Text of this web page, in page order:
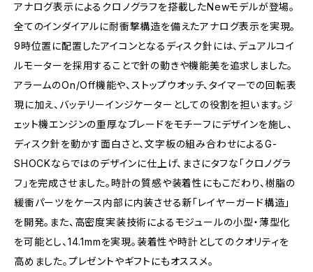
アナログ表示によるクロノグラフを搭載したNewモデルが登場。
全てのインダイアルに耐衝撃構造を備えたアナログ表示を実現。
9時位置に配置したアイコンとなるディスク針には、デュアルコイ
ルモーターを採用することで針の動きや機能美を追求しました。
アラームのOn/Off機能や、ストップウオッチ、タイマーでの回転表
現に加え、バッテリーインジケーターとしての役割を担います。ジ
ェット機エンジンの重厚なブレードをモチーフにデザインを施し、
ディスク針を動かす面白さと、文字板の組み合わせによるG-
SHOCKならではのデザインに仕上げ、まさにタフな「クロノグラ
フ」を完成させました。時計の質感や装着性にもこだわり、樹脂の
緩衝パーツをケース内部に内装させる新「レイヤーガード構造」
を開発。また、高密度実装技術によるモジュールの小型・薄型化
を可能とし、14.1mmを実現。装着性や時計としてのクオリティを
高めました。プレゼントやギフトにもオススメ。